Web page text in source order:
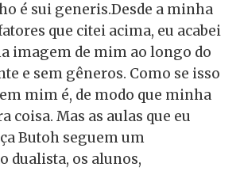
é sui generis.Desde a minha
que citei acima, eu acabei
imagem de mim ao longo do
e sem gêneros. Como se isso
mim é, de modo que minha
coisa. Mas as aulas que eu
Butoh seguem um
dualista, os alunos,